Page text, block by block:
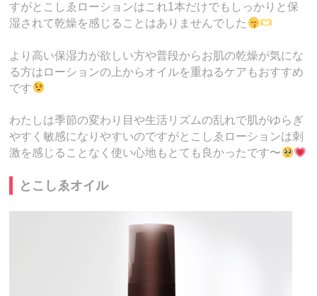
すがとこしゑローションはこれ1本だけでもしっかりと保
湿されて乾燥を感じることはありませんでした
より高い保湿力が欲しい方や普段からお肌の乾燥が気にな
る方はローションの上からオイルを重ねるケアもおすすめ
です
わたしは季節の変わり目や生活リズムの乱れで肌がゆらぎ
やすく敏感になりやすいのですがとこしゑローションは刺
激を感じることなく使い心地もとても良かったです〜
とこしゑオイル